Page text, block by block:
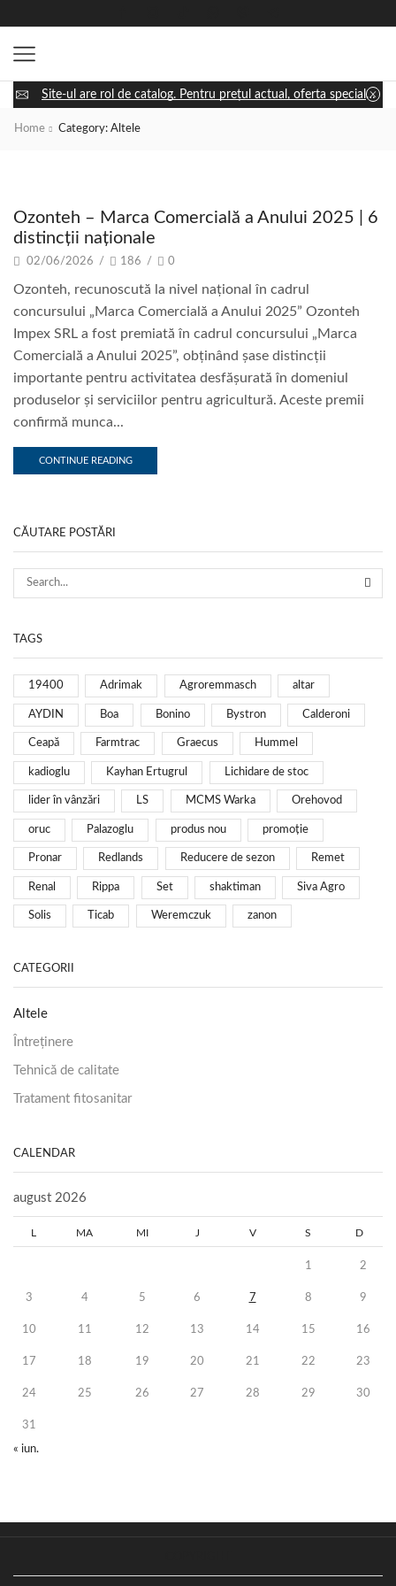
Site-ul are rol de catalog. Pentru prețul actual, oferta specială și disponibilitatea utilajului, apasă „Cere ofertă” și discută cu un consultant.
Home Category: Altele
Altele
Ozonteh – Marca Comercială a Anului 2025 | 6
distincții naționale
02/06/2026 / 186 / 0
Ozonteh, recunoscută la nivel național în cadrul
concursului „Marca Comercială a Anului 2025” Ozonteh
Impex SRL a fost premiată în cadrul concursului „Marca
Comercială a Anului 2025”, obținând șase distincții
importante pentru activitatea desfășurată în domeniul
produselor și serviciilor pentru agricultură. Aceste premii
confirmă munca...
CONTINUE READING
CĂUTARE POSTĂRI
TAGS
19400 Adrimak Agroremmasch altar
AYDIN Boa Bonino Bystron Calderoni
Ceapă Farmtrac Graecus Hummel
kadioglu Kayhan Ertugrul Lichidare de stoc
lider în vânzări LS MCMS Warka Orehovod
oruc Palazoglu produs nou promoție
Pronar Redlands Reducere de sezon Remet
Renal Rippa Set shaktiman Siva Agro
Solis Ticab Weremczuk zanon
CATEGORII
Altele
Întreținere
Tehnică de calitate
Tratament fitosanitar
CALENDAR
august 2026
MA MI J V S D
1 2
3 4 5 6 7 8 9
10 11 12 13 14 15 16
17 18 19 20 21 22 23
24 25 26 27 28 29 30
31
« iun.